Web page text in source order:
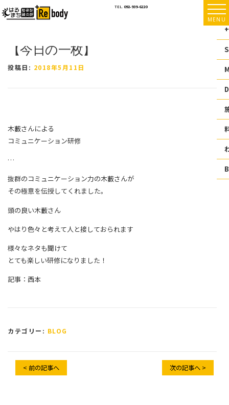
ン
TEL. 092-939-6220
MENU
【今日の一枚】
投稿日: 2018年5月11日
木藪さんによる
コミュニケーション研修
…
抜群のコミュニケーション力の木藪さんが
その極意を伝授してくれました。
頭の良い木藪さん
やはり色々と考えて人と接しておられます
様々なネタも聞けて
とても楽しい研修になりました！
記事：西本
カテゴリー: BLOG
< 前の記事へ 次の記事へ >